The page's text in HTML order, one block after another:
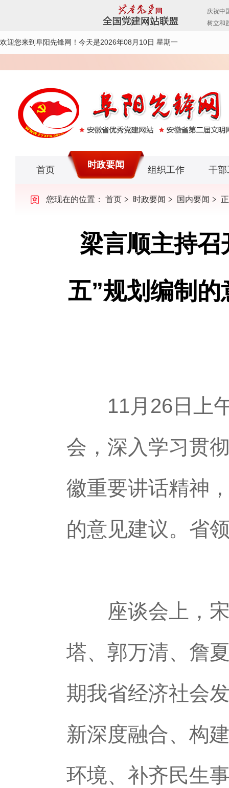
欢迎您来到阜阳先锋网！ 今天是2026年08月10日 星期一
首页 时政要闻 组织工作 干部
您现在的位置： 首页 时政要闻 国内要闻
梁言顺主持
五”规划编制
11月26日上午
会，深入学习贯
徽重要讲话精神
的意见建议。省
座谈会上，宋
塔、郭万清、詹
期我省经济社会
新深度融合、构
环境、补齐民生